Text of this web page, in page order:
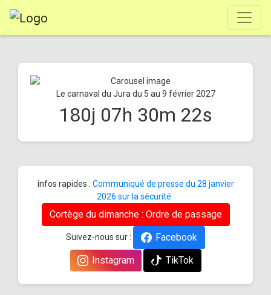
Le carnaval du Jura du 5 au 9 février 2027
180j 07h 30m 22s
infos rapides : Communiqué de presse du 28 janvier
2026 sur la sécurité
Cortège du dimanche : Ordre de passage
Suivez-nous sur :
Facebook
Instagram
TikTok